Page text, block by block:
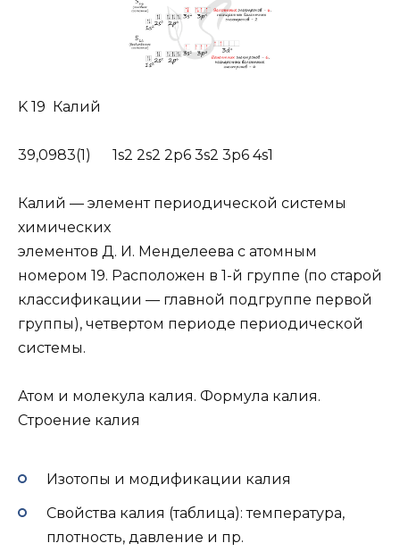
K 19 Калий
39,0983(1) 1s2 2s2 2p6 3s2 3p6 4s1
Калий — элемент периодической системы
химических
элементов Д. И. Менделеева с атомным
номером 19. Расположен в 1-й группе (по старой
классификации — главной подгруппе первой
группы), четвертом периоде периодической
системы.
Атом и молекула калия. Формула калия.
Строение калия
Изотопы и модификации калия
Свойства калия (таблица): температура,
плотность, давление и пр.